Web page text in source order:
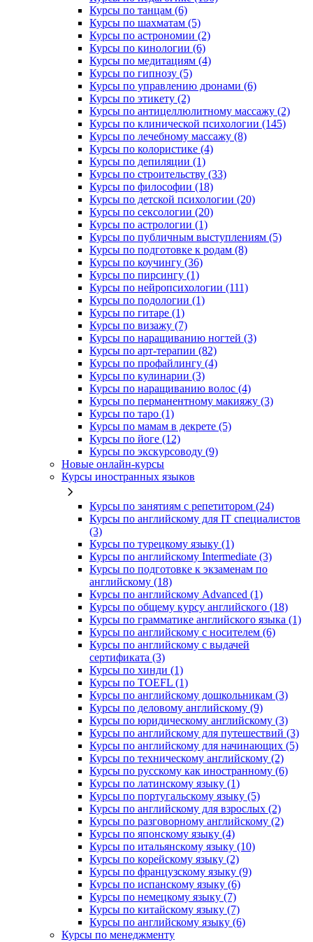
Курсы по танцам (6)
Курсы по шахматам (5)
Курсы по астрономии (2)
Курсы по кинологии (6)
Курсы по медитациям (4)
Курсы по гипнозу (5)
Курсы по управлению дронами (6)
Курсы по этикету (2)
Курсы по антицеллюлитному массажу (2)
Курсы по клинической психологии (145)
Курсы по лечебному массажу (8)
Курсы по колористике (4)
Курсы по депиляции (1)
Курсы по строительству (33)
Курсы по философии (18)
Курсы по детской психологии (20)
Курсы по сексологии (20)
Курсы по астрологии (1)
Курсы по публичным выступлениям (5)
Курсы по подготовке к родам (8)
Курсы по коучингу (36)
Курсы по пирсингу (1)
Курсы по нейропсихологии (111)
Курсы по подологии (1)
Курсы по гитаре (1)
Курсы по визажу (7)
Курсы по наращиванию ногтей (3)
Курсы по арт-терапии (82)
Курсы по профайлингу (4)
Курсы по кулинарии (3)
Курсы по наращиванию волос (4)
Курсы по перманентному макияжу (3)
Курсы по таро (1)
Курсы по мамам в декрете (5)
Курсы по йоге (12)
Курсы по экскурсоводу (9)
Новые онлайн‑курсы
Курсы иностранных языков
Курсы по занятиям с репетитором (24)
Курсы по английскому для IT специалистов
(3)
Курсы по турецкому языку (1)
Курсы по английскому Intermediate (3)
Курсы по подготовке к экзаменам по
английскому (18)
Курсы по английскому Advanced (1)
Курсы по общему курсу английского (18)
Курсы по грамматике английского языка (1)
Курсы по английскому с носителем (6)
Курсы по английскому с выдачей
сертификата (3)
Курсы по хинди (1)
Курсы по TOEFL (1)
Курсы по английскому дошкольникам (3)
Курсы по деловому английскому (9)
Курсы по юридическому английскому (3)
Курсы по английскому для путешествий (3)
Курсы по английскому для начинающих (5)
Курсы по техническому английскому (2)
Курсы по русскому как иностранному (6)
Курсы по латинскому языку (1)
Курсы по португальскому языку (5)
Курсы по английскому для взрослых (2)
Курсы по разговорному английскому (2)
Курсы по японскому языку (4)
Курсы по итальянскому языку (10)
Курсы по корейскому языку (2)
Курсы по французскому языку (9)
Курсы по испанскому языку (6)
Курсы по немецкому языку (7)
Курсы по китайскому языку (7)
Курсы по английскому языку (6)
Курсы по менеджменту